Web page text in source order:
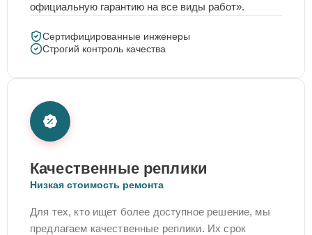
официальную гарантию на все виды работ».
Сертифицированные инженеры
Строгий контроль качества
Качественные реплики
Низкая стоимость ремонта
Для тех, кто ищет более доступное решение, мы
предлагаем качественные реплики. Их срок